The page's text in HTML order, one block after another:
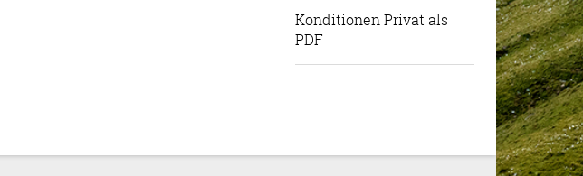
Konditionen Privat als
PDF